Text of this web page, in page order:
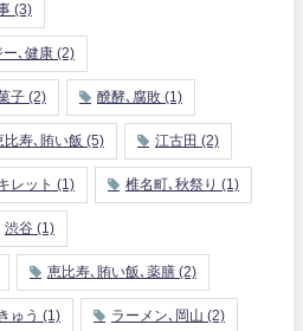
(3)
ー､健康 (2)
子 (2) 醗酵､腐敗 (1)
比寿､賄い飯 (5) 江古田 (2)
レット (1) 椎名町､秋祭り (1)
渋谷 (1)
恵比寿､賄い飯､薬膳 (2)
ゅう (1) ラーメン､岡山 (2)